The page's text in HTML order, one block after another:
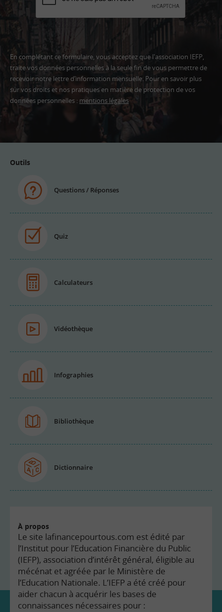
En complétant ce formulaire, vous acceptez que l'association IEFP,
traite vos données personnelles à la seule fin de vous permettre de
recevoir notre lettre d’information mensuelle. Pour en savoir plus
sur vos droits et nos pratiques en matière de protection de vos
données personnelles : mentions légales
Outils
Questions / Réponses
Quiz
Calculateurs
Vidéothèque
Infographies
Bibliothèque
Dictionnaire
À propos
Le site lafinancepourtous.com est édité par
l’Institut pour l’Education Financière du Public
(IEFP), association d’intérêt général, éligible au
mécénat et agréée par le Ministère de
l’Education Nationale. L’IEFP a été créé pour
aider chacun à acquérir les bases de
connaissances nécessaires pour :